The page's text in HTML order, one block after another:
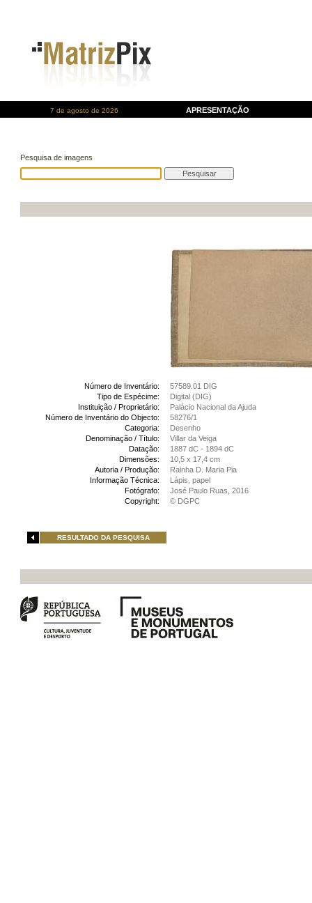
7 de agosto de 2026 APRESENTAÇÃO
Pesquisa de imagens
Número de Inventário:
57589.01 DIG
Tipo de Espécime:
Digital (DIG)
Instituição / Proprietário:
Palácio Nacional da Ajuda
Número de Inventário do Objecto:
58276/1
Categoria:
Desenho
Denominação / Título:
Villar da Veiga
Datação:
1887 dC - 1894 dC
Dimensões:
10,5 x 17,4 cm
Autoria / Produção:
Rainha D. Maria Pia
Informação Técnica:
Lápis, papel
Fotógrafo:
José Paulo Ruas, 2016
Copyright:
© DGPC
RESULTADO DA PESQUISA